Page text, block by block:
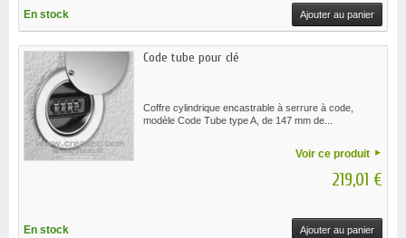
En stock Ajouter au panier
Code tube pour clé
Coffre cylindrique encastrable à serrure à code,
modèle Code Tube type A, de 147 mm de...
Voir ce produit
219,01 €
En stock Ajouter au panier